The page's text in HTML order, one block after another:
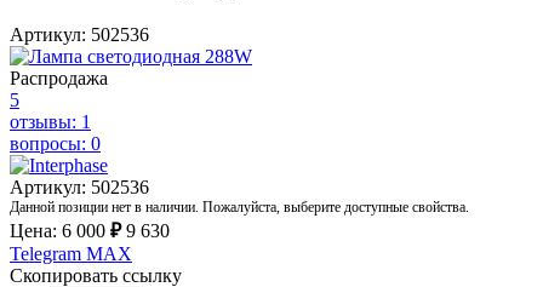
Артикул: 502536
Распродажа
5
отзывы: 1
вопросы: 0
Артикул: 502536
Данной позиции нет в наличии. Пожалуйста, выберите доступные свойства.
Цена: 6 000 ₽ 9 630
Telegram MAX
Скопировать ссылку